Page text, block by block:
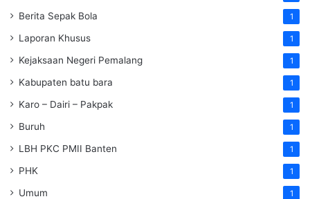
Berita Sepak Bola 1
Laporan Khusus 1
Kejaksaan Negeri Pemalang 1
Kabupaten batu bara 1
Karo – Dairi – Pakpak 1
Buruh 1
LBH PKC PMII Banten 1
PHK 1
Umum 1